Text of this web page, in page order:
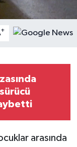
+
arasında